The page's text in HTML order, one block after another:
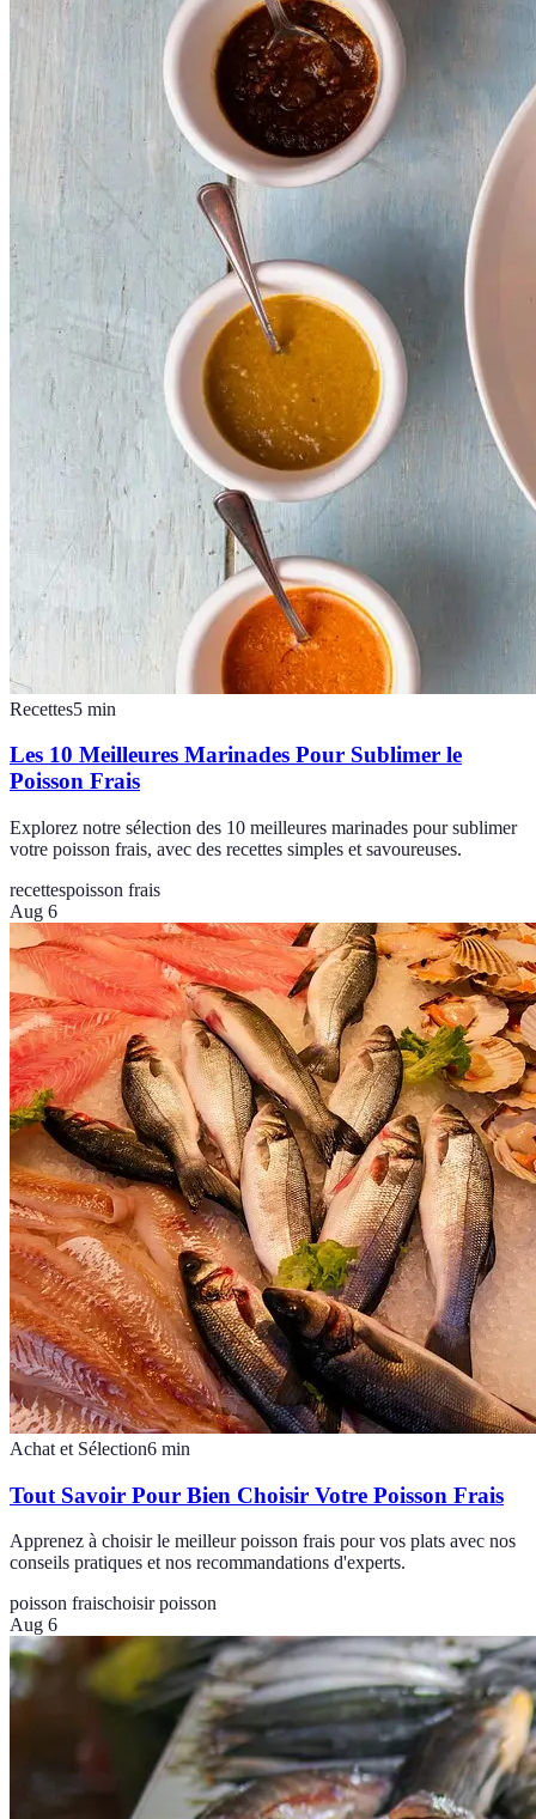
Recettes5 min
Les 10 Meilleures Marinades Pour Sublimer le
Poisson Frais
Explorez notre sélection des 10 meilleures marinades pour sublimer
votre poisson frais, avec des recettes simples et savoureuses.
recettespoisson frais
Aug 6
Achat et Sélection6 min
Tout Savoir Pour Bien Choisir Votre Poisson Frais
Apprenez à choisir le meilleur poisson frais pour vos plats avec nos
conseils pratiques et nos recommandations d'experts.
poisson fraischoisir poisson
Aug 6